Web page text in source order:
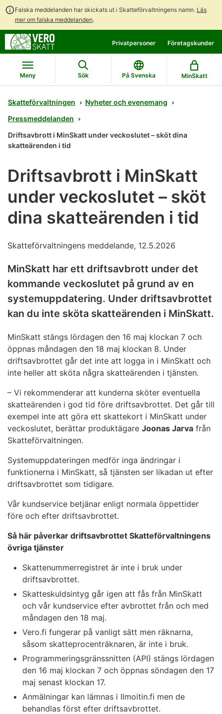
Falska meddelanden har skickats ut i Skatteförvaltningens namn. Läs
mer om falska meddelanden.
direkt
till
innehållet
till
hela
webbplatsens
sökning
Privatpersoner Företagskunder
Meny Sök På Svenska MinSkatt
Skatteförvaltningen
Nyheter och evenemang
Pressmeddelanden
Driftsavbrott i MinSkatt under veckoslutet – sköt dina
skatteärenden i tid
Driftsavbrott i MinSkatt
under veckoslutet – sköt
dina skatteärenden i tid
Skatteförvaltningens meddelande, 12.5.2026
MinSkatt har ett driftsavbrott under det
kommande veckoslutet på grund av en
systemuppdatering. Under driftsavbrottet
kan du inte sköta skatteärenden i MinSkatt.
MinSkatt stängs lördagen den 16 maj klockan 7 och
öppnas måndagen den 18 maj klockan 8. Under
driftsavbrottet går det inte att logga in i MinSkatt och
inte heller att sköta några skatteärenden i tjänsten.
– Vi rekommenderar att kunderna sköter eventuella
skatteärenden i god tid före driftsavbrottet. Det går till
exempel inte att göra ett skattekort i MinSkatt under
veckoslutet, berättar produktägare Joonas Jarva från
Skatteförvaltningen.
Systemuppdateringen medför inga ändringar i
funktionerna i MinSkatt, så tjänsten ser likadan ut efter
driftsavbrottet som tidigare.
Vår kundservice betjänar enligt normala öppettider
före och efter driftsavbrottet.
Så här påverkar driftsavbrottet Skatteförvaltningens
övriga tjänster
Skattenummerregistret är inte i bruk under
driftsavbrottet.
Skatteskuldsintyg går igen att fås från MinSkatt
och vår kundservice efter avbrottet från och med
måndagen den 18 maj.
Vero.fi fungerar på vanligt sätt men räknarna,
såsom skatteprocenträknaren, är inte i bruk.
Programmeringsgränssnitten (API) stängs lördagen
den 16 maj klockan 7 och öppnas söndagen den 17
maj senast klockan 17.
Anmälningar kan lämnas i Ilmoitin.fi men de
behandlas först efter driftsavbrottet.